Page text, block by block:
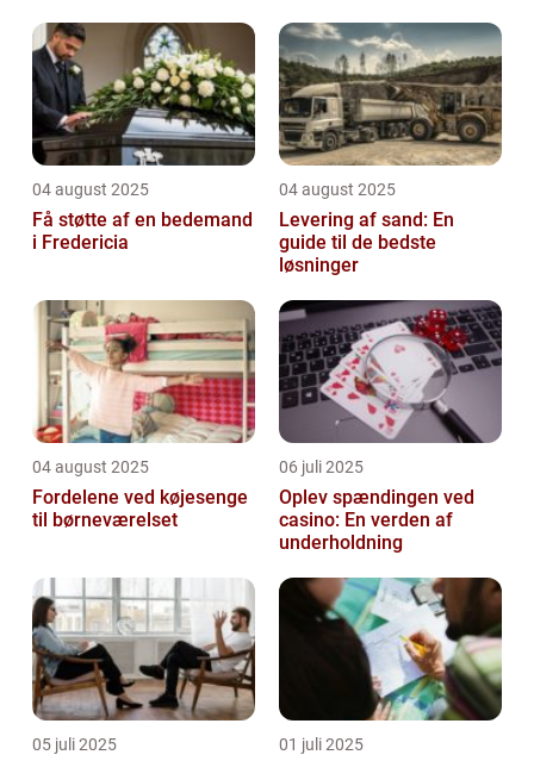
04 august 2025
Få støtte af en bedemand
i Fredericia
04 august 2025
Levering af sand: En
guide til de bedste
løsninger
04 august 2025
Fordelene ved køjesenge
til børneværelset
06 juli 2025
Oplev spændingen ved
casino: En verden af
underholdning
05 juli 2025 01 juli 2025